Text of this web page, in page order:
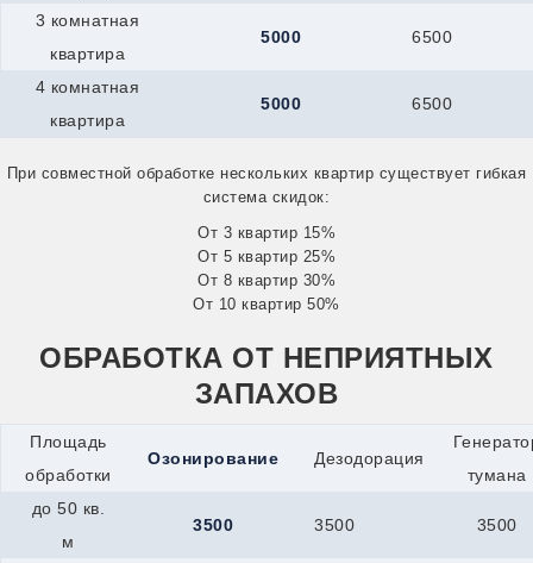
Мегион
Верхний-Уфалей
Снежинск
Усть-Катав
Кумертау
Курлово
Курчатов
Куса
Междуреченск
Прокопьевск
Юрга
Лабинск
Ломоносов
3 комнатная
квартира
5000 6500
4 комнатная
квартира
5000 6500
При совместной обработке нескольких квартир существует гибкая
система скидок:
От 3 квартир 15%
От 5 квартир 25%
От 8 квартир 30%
От 10 квартир 50%
ОБРАБОТКА ОТ НЕПРИЯТНЫХ
ЗАПАХОВ
Площадь
обработки
Озонирование Дезодорация
тумана
до 50 кв.
м
3500 3500 3500